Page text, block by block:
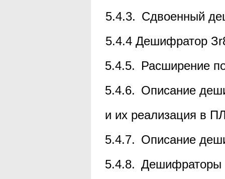
5.4.3. Сдвоенный
5.4.4 Дешифратор Зr
5.4.5. Расширение
5.4.6. Описание
и их реализация в
5.4.7. Описание
5.4.8. Дешифраторы